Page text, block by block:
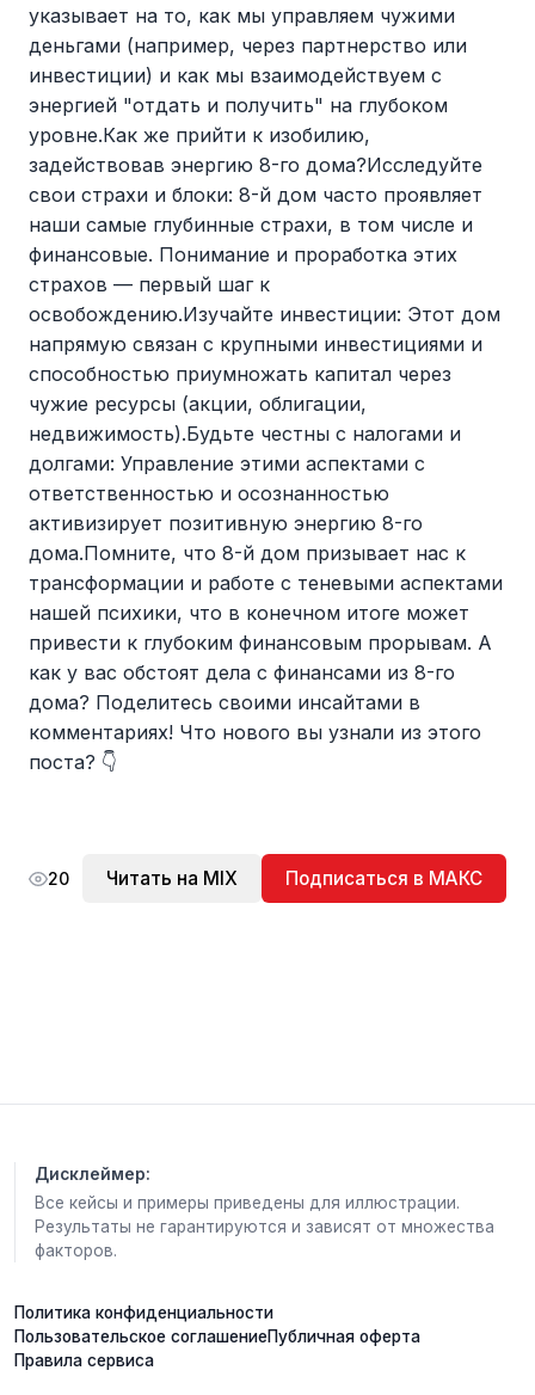
указывает на то, как мы управляем чужими
деньгами (например, через партнерство или
инвестиции) и как мы взаимодействуем с
энергией "отдать и получить" на глубоком
уровне.Как же прийти к изобилию,
задействовав энергию 8-го дома?Исследуйте
свои страхи и блоки: 8-й дом часто проявляет
наши самые глубинные страхи, в том числе и
финансовые. Понимание и проработка этих
страхов — первый шаг к
освобождению.Изучайте инвестиции: Этот дом
напрямую связан с крупными инвестициями и
способностью приумножать капитал через
чужие ресурсы (акции, облигации,
недвижимость).Будьте честны с налогами и
долгами: Управление этими аспектами с
ответственностью и осознанностью
активизирует позитивную энергию 8-го
дома.Помните, что 8-й дом призывает нас к
трансформации и работе с теневыми аспектами
нашей психики, что в конечном итоге может
привести к глубоким финансовым прорывам. А
как у вас обстоят дела с финансами из 8-го
дома? Поделитесь своими инсайтами в
комментариях! Что нового вы узнали из этого
поста? 👇
20 Читать на MIX Подписаться в МАКС
Дисклеймер:
Все кейсы и примеры приведены для иллюстрации.
Результаты не гарантируются и зависят от множества
факторов.
Политика конфиденциальности
Пользовательское соглашениеПубличная оферта
Правила сервиса